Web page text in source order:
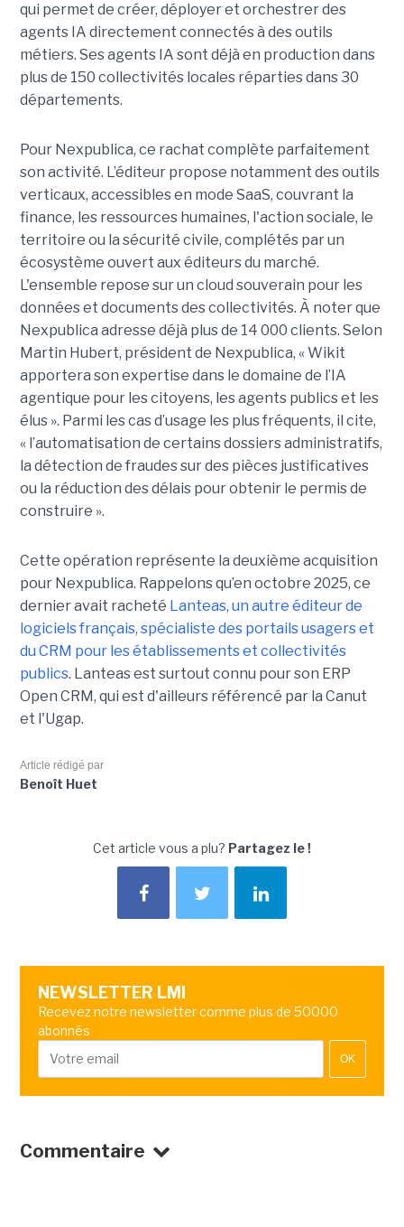
qui permet de créer, déployer et orchestrer des
agents IA directement connectés à des outils
métiers. Ses agents IA sont déjà en production dans
plus de 150 collectivités locales réparties dans 30
départements.
Pour Nexpublica, ce rachat complète parfaitement
son activité. L’éditeur propose notamment des outils
verticaux, accessibles en mode SaaS, couvrant la
finance, les ressources humaines, l'action sociale, le
territoire ou la sécurité civile, complétés par un
écosystème ouvert aux éditeurs du marché.
L'ensemble repose sur un cloud souverain pour les
données et documents des collectivités. À noter que
Nexpublica adresse déjà plus de 14 000 clients. Selon
Martin Hubert, président de Nexpublica, « Wikit
apportera son expertise dans le domaine de l’IA
agentique pour les citoyens, les agents publics et les
élus ». Parmi les cas d’usage les plus fréquents, il cite,
« l’automatisation de certains dossiers administratifs,
la détection de fraudes sur des pièces justificatives
ou la réduction des délais pour obtenir le permis de
construire ».
Cette opération représente la deuxième acquisition
pour Nexpublica. Rappelons qu’en octobre 2025, ce
dernier avait racheté Lanteas, un autre éditeur de
logiciels français, spécialiste des portails usagers et
du CRM pour les établissements et collectivités
publics. Lanteas est surtout connu pour son ERP
Open CRM, qui est d'ailleurs référencé par la Canut
et l'Ugap.
Article rédigé par
Benoît Huet
Cet article vous a plu? Partagez le !
NEWSLETTER LMI
Recevez notre newsletter comme plus de 50000
abonnés
OK
Commentaire